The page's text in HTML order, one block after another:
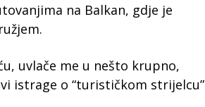
na Balkan, gdje je
uvlače me u nešto krupno,
istrage o “turističkom strijelcu”